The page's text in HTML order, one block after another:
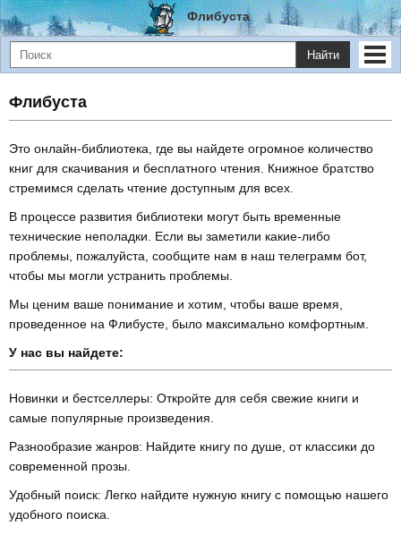
Флибуста
Найти
Флибуста
Это онлайн-библиотека, где вы найдете огромное количество
книг для скачивания и бесплатного чтения. Книжное братство
стремимся сделать чтение доступным для всех.
В процессе развития библиотеки могут быть временные
технические неполадки. Если вы заметили какие-либо
проблемы, пожалуйста, сообщите нам в наш телеграмм бот,
чтобы мы могли устранить проблемы.
Мы ценим ваше понимание и хотим, чтобы ваше время,
проведенное на Флибусте, было максимально комфортным.
У нас вы найдете:
Новинки и бестселлеры: Откройте для себя свежие книги и
самые популярные произведения.
Разнообразие жанров: Найдите книгу по душе, от классики до
современной прозы.
Удобный поиск: Легко найдите нужную книгу с помощью нашего
удобного поиска.